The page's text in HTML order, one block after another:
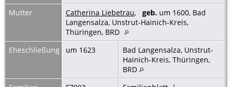
Mutter
Catherina Liebetrau, geb. um 1600, Bad
Langensalza, Unstrut-Hainich-Kreis,
Thüringen, BRD
Eheschließung
um 1623
Bad Langensalza, Unstrut-
Hainich-Kreis, Thüringen,
BRD